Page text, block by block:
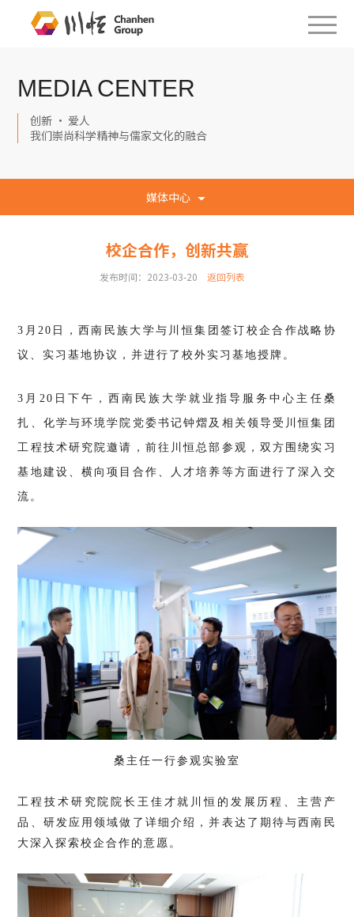
MEDIA CENTER
创新 · 爱人
我们崇尚科学精神与儒家文化的融合
媒体中心
校企合作，创新共赢
发布时间：2023-03-20 返回列表
3月20日，西南民族大学与川恒集团签订校企合作战略协
议、实习基地协议，并进行了校外实习基地授牌。
3月20日下午，西南民族大学就业指导服务中心主任桑
扎、化学与环境学院党委书记钟熠及相关领导受川恒集团
工程技术研究院邀请，前往川恒总部参观，双方围绕实习
基地建设、横向项目合作、人才培养等方面进行了深入交
流。
桑主任一行参观实验室
工程技术研究院院长王佳才就川恒的发展历程、主营产
品、研发应用领域做了详细介绍，并表达了期待与西南民
大深入探索校企合作的意愿。